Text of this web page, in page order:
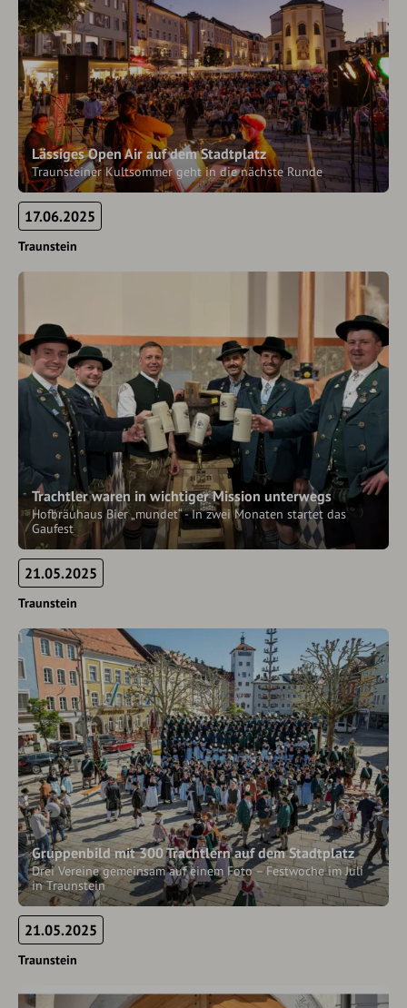
Lässiges Open Air auf dem Stadtplatz
Traunsteiner Kultsommer geht in die nächste Runde
17.06.2025
Traunstein
Trachtler waren in wichtiger Mission unterwegs
Hofbräuhaus Bier „mundet“ - In zwei Monaten startet das
Gaufest
21.05.2025
Traunstein
Gruppenbild mit 300 Trachtlern auf dem Stadtplatz
Drei Vereine gemeinsam auf einem Foto – Festwoche im Juli
in Traunstein
21.05.2025
Traunstein